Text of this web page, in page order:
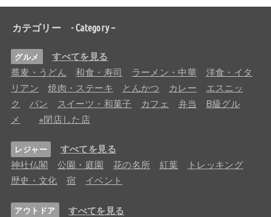
カテゴリー - Category –
グルメ すべてを見る
蕎麦・うどん 和食・寿司 ラーメン・中華
洋食・イタ
リアン
焼肉・ステーキ とんかつ カレー
エスニッ
ク
パン スイーツ・和菓子 カフェ 弁当
B級グル
メ
※閉店した店
レジャー すべてを見る
神社仏閣 公園・庭園 花の名所 紅葉
トレッキング
歴史・文化
宿 イベント
アウトドア すべてを見る